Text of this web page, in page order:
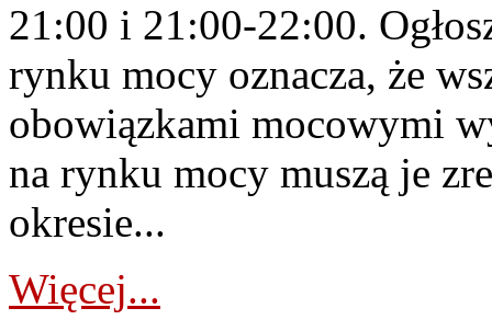
21:00 i 21:00-22:00.
rynku mocy oznacza, że
obowiązkami mocowymi
na rynku mocy muszą je
okresie...
Więcej...